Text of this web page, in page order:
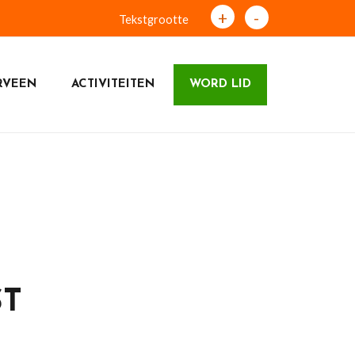
Tekstgrootte + -
ACTIVITEITEN WORD LID